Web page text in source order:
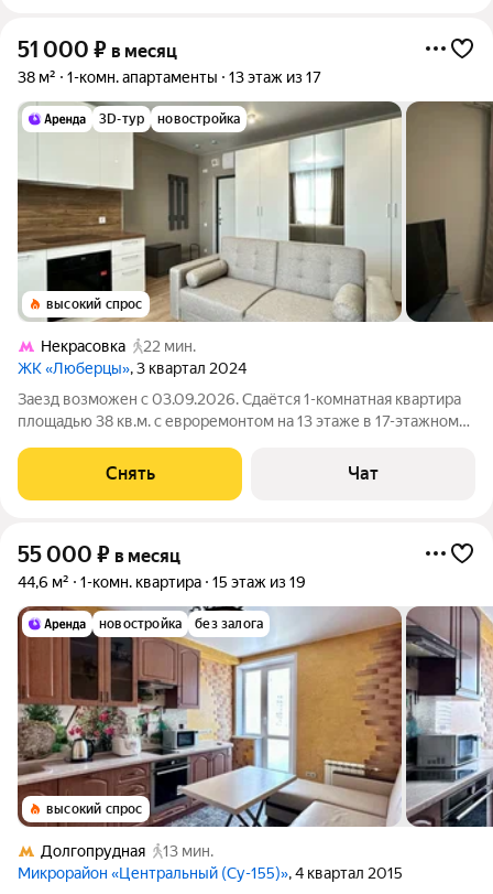
51 000 ₽ в месяц
38 м² 1-комн. апартаменты 13 этаж из 17
3D-тур новостройка
высокий спрос
Некрасовка
22 мин.
ЖК «Люберцы», 3 квартал 2024
Заезд возможен с 03.09.2026. Сдаётся 1-комнатная квартира
площадью 38 кв.м. с евроремонтом на 13 этаже в 17-этажном
Духовой шкаф Стиральная машина Холодильник
Посудомоечная машина
Снять Чат
55 000 ₽ в месяц
44,6 м² 1-комн. квартира 15 этаж из 19
новостройка без залога
высокий спрос
Долгопрудная
13 мин.
Микрорайон «Центральный (Су-155)», 4 квартал 2015